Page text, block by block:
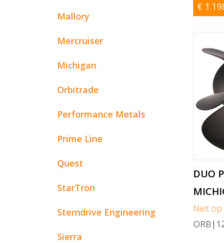
Mallory
Mercruiser
Michigan
Orbitrade
Performance Metals
Prime Line
Quest
StarTron
Sterndrive Engineering
Sierra
€
DUO
Niet